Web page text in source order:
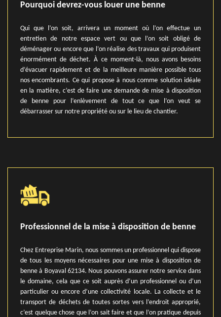
Pourquoi devrez-vous louer une benne
Qui que l’on soit, arrivera un moment où l’on effectue un
entretien de notre espace vert ou que l’on soit obligé de
déménager ou encore que l’on réalise des travaux qui produisent
énormément de déchet. À ce moment-là, nous avons besoins
d’évacuer rapidement et de la meilleure manière possible tous
nos encombrants. Ce qui propose à nous comme solution idéale
en la matière, c’est de faire une demande de mise à disposition
de benne pour l’enlèvement de tout ce que l’on veut se
débarrasser sur notre propriété ou sur le lieu de chantier.
Professionnel de la mise à disposition de benne
Chez Entreprise Marin, nous sommes un professionnel qui dispose
de tous les moyens nécessaires pour une mise à disposition de
benne à Boyaval 62134. Nous pouvons assurer notre service dans
le domaine, cela que ce soit auprès d’un professionnel ou d’un
particulier ou encore d’une collectivité locale. La collecte et le
transport de déchets de toutes sortes vers l’endroit approprié,
c’est quelque chose que l’on sait faire et que l’on pratique depuis